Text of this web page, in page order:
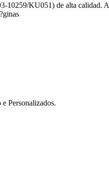
10259/KU051) de alta
Personalizados.